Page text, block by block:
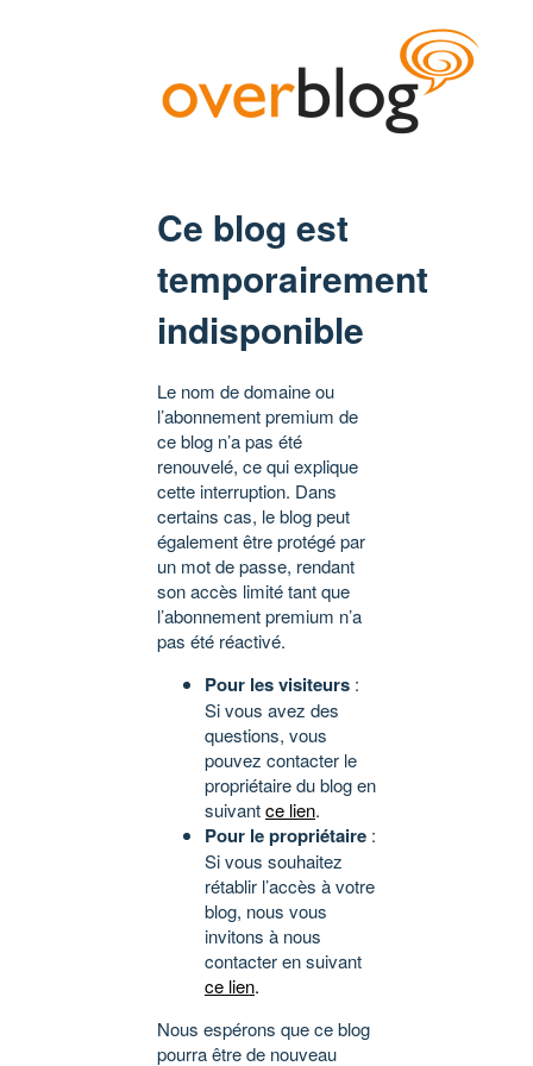
Ce blog est
temporairement
indisponible
Le nom de domaine ou
l’abonnement premium de
ce blog n’a pas été
renouvelé, ce qui explique
cette interruption. Dans
certains cas, le blog peut
également être protégé par
un mot de passe, rendant
son accès limité tant que
l’abonnement premium n’a
pas été réactivé.
Pour les visiteurs :
Si vous avez des
questions, vous
pouvez contacter le
propriétaire du blog en
suivantce lien.
Pour le propriétaire :
Si vous souhaitez
rétablir l’accès à votre
blog, nous vous
invitons à nous
contacter en suivant
ce lien.
Nous espérons que ce blog
pourra être de nouveau